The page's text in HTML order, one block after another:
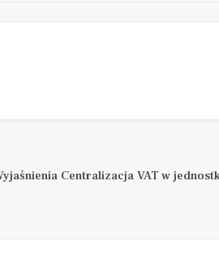
Centralizacja VAT w